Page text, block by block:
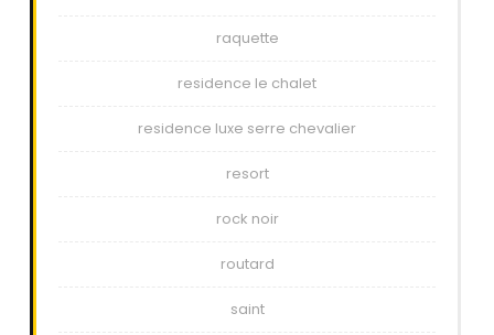
raquette
residence le chalet
residence luxe serre chevalier
resort
rock noir
routard
saint